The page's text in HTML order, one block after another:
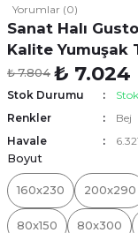
Yorumlar (0)
Sanat Halı
Kalite Yumuşak
₺ 7.804 ₺ 7.024
Stok Durumu
Renkler
Bej
Havale
Boyut
160x230 200x290
80x150 80x300